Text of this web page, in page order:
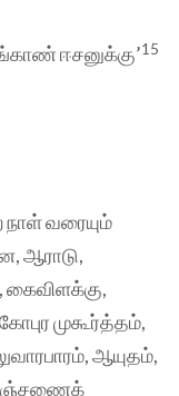
ஈசனுக்கு’15
நாள் வரையும்
ஆராடு,
கைவிளக்கு,
முகூர்த்தம்,
ஆயுதம்,